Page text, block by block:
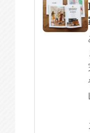
まだ何